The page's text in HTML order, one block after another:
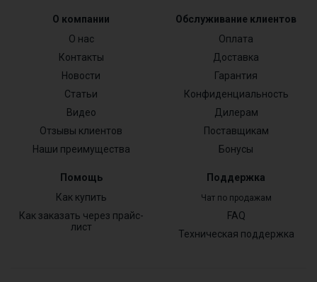
О компании
О нас
Контакты
Новости
Статьи
Видео
Отзывы клиентов
Наши преимущества
Обслуживание клиентов
Оплата
Доставка
Гарантия
Конфиденциальность
Дилерам
Поставщикам
Бонусы
Помощь
Как купить
Как заказать через прайс-
лист
Поддержка
Чат по продажам
FAQ
Техническая поддержка